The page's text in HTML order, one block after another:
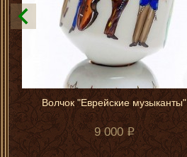
Волчок "Еврейские музыканты"
9 000